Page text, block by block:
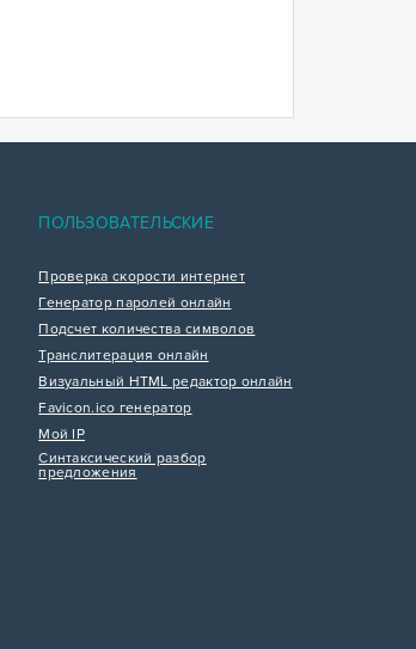
ПОЛЬЗОВАТЕЛЬСКИЕ
Проверка скорости интернет
Генератор паролей онлайн
Подсчет количества символов
Транслитерация онлайн
Визуальный HTML редактор онлайн
Favicon.ico генератор
Мой IP
Синтаксический разбор
предложения